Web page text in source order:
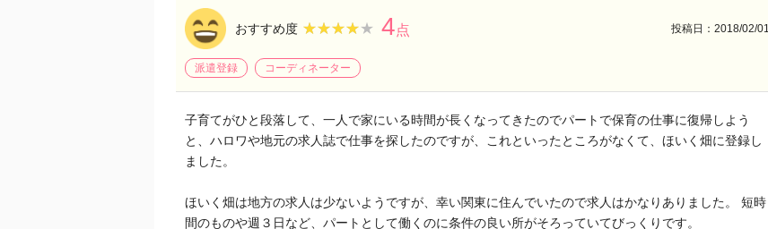
おすすめ度 ★★★★★
★★★★★ 4点 投稿日：2018/02/01
派遣登録 コーディネーター
子育てがひと段落して、一人で家にいる時間が長くなってきたのでパートで保育の仕事に復帰しよう
と、ハロワや地元の求人誌で仕事を探したのですが、これといったところがなくて、ほいく畑に登録し
ました。
ほいく畑は地方の求人は少ないようですが、幸い関東に住んでいたので求人はかなりありました。 短時
間のものや週３日など、パートとして働くのに条件の良い所がそろっていてびっくりです。